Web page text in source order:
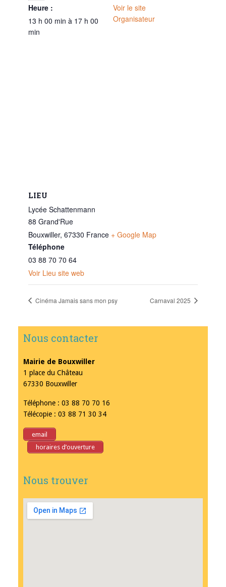
Heure :
13 h 00 min à 17 h 00
min
Voir le site
Organisateur
LIEU
Lycée Schattenmann
88 Grand'Rue
Bouxwiller, 67330 France + Google Map
Téléphone
03 88 70 70 64
Voir Lieu site web
Cinéma Jamais sans mon psy Carnaval 2025
Nous contacter
Mairie de Bouxwiller
1 place du Château
67330 Bouxwiller
Téléphone : 03 88 70 70 16
Télécopie : 03 88 71 30 34
email
horaires d’ouverture
Nous trouver